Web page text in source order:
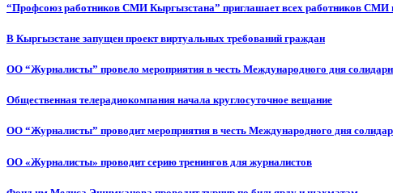
“Профсоюз работников СМИ Кыргызстана” приглашает всех работников СМИ
В Кыргызстане запущен проект виртуальных требований граждан
ОО “Журналисты” провело мероприятия в честь Международного дня
Общественная телерадиокомпания начала круглосуточное вещание
ОО “Журналисты” проводит мероприятия в честь Международного дня
ОО «Журналисты» проводит серию тренингов для журналистов